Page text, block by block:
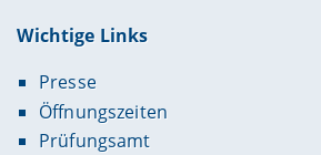
Wichtige Links
Presse
Öffnungszeiten
Prüfungsamt